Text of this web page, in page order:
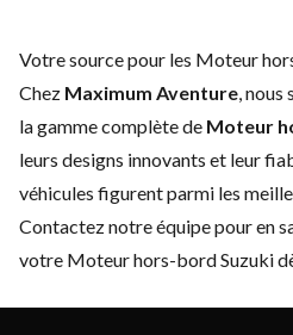
Votre source pour les Moteur
Chez Maximum Aventure, nous
la gamme complète de Moteur
leurs designs innovants et leur
véhicules figurent parmi les
Contactez notre équipepour en
votre Moteur hors-bord Suzuki